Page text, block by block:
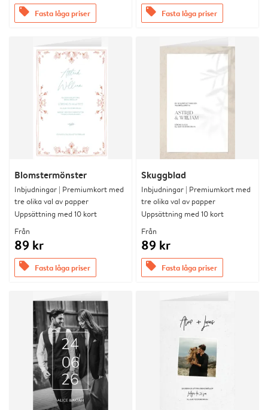
offers Fasta låga priser offers Fasta låga priser
Blomstermönster
Inbjudningar | Premiumkort med
tre olika val av papper
Uppsättning med 10 kort
Från
89 kr
offers Fasta låga priser
Skuggblad
Inbjudningar | Premiumkort med
tre olika val av papper
Uppsättning med 10 kort
Från
89 kr
offers Fasta låga priser